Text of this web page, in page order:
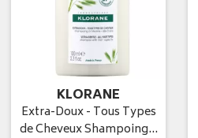
KLORANE
Extra-Doux - Tous Types
de Cheveux Shampoing…